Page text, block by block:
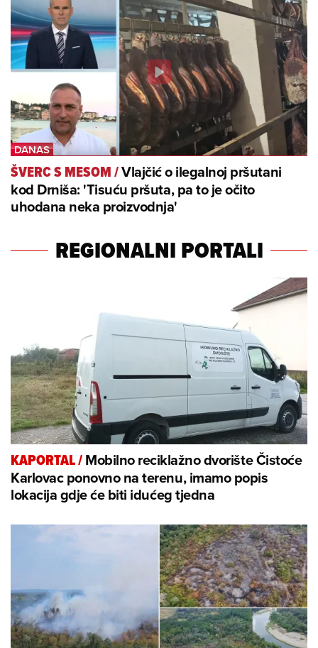
ŠVERC S MESOM/Vlajčić o ilegalnoj pršutani
kod Drniša: 'Tisuću pršuta, pa to je očito
uhodana neka proizvodnja'
REGIONALNI PORTALI
KAPORTAL/Mobilno reciklažno dvorište Čistoće
Karlovac ponovno na terenu, imamo popis
lokacija gdje će biti idućeg tjedna